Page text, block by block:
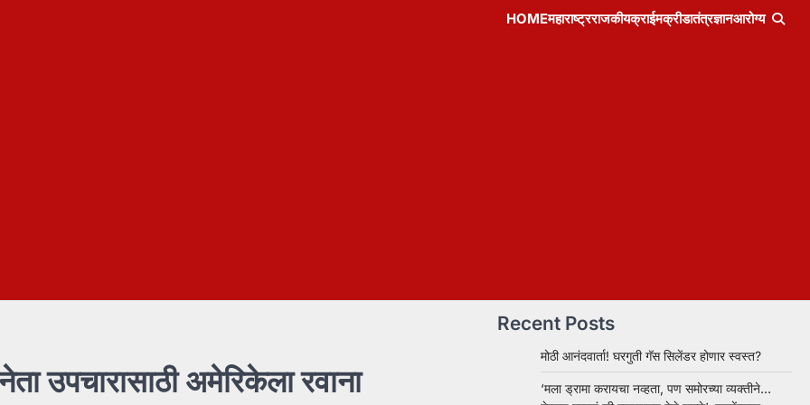
HOMEमहाराष्ट्रराजकीयक्राईमक्रीडातंत्रज्ञानआरोग्य
उपचारासाठी अमेरिकेला रवाना
Recent Posts
मोठी आनंदवार्ता! घरगुती गॅस सिलेंडर होणार स्वस्त?
‘मला ड्रामा करायचा नव्हता, पण समोरच्या व्यक्तीने…